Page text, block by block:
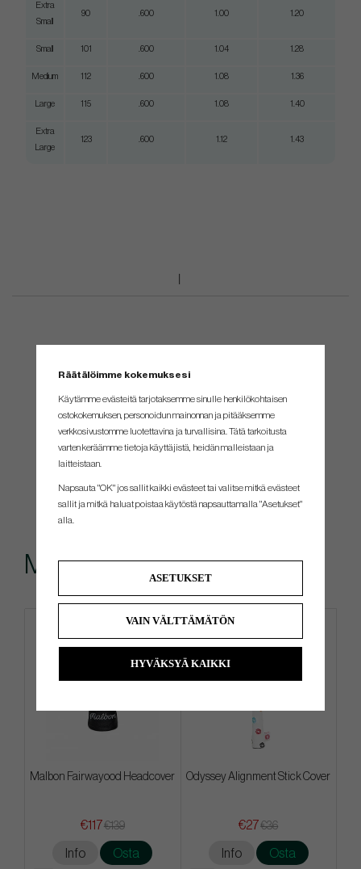
Extra
Small
90 .600 1.00 1.20
Small 101 .600 1.04 1.28
Medium 112 .600 1.08 1.36
Large 115 .600 1.08 1.40
Extra
Large
123 .600 1.12 1.43
Muut ostivat myös
Malbon Fairwayood Headcover
€117€139
Info Osta
Odyssey Alignment Stick Cover
€27€36
Info Osta
Räätälöimme kokemuksesi
Käytämme evästeitä tarjotaksemme sinulle henkilökohtaisen
ostokokemuksen, personoidun mainonnan ja pitääksemme
verkkosivustomme luotettavina ja turvallisina. Tätä tarkoitusta
varten keräämme tietoja käyttäjistä, heidän malleistaan ​​ja
laitteistaan.
Napsauta "OK" jos sallit kaikki evästeet tai valitse mitkä evästeet
sallit ja mitkä haluat poistaa käytöstä napsauttamalla "Asetukset"
alla.
ASETUKSET
VAIN VÄLTTÄMÄTÖN
HYVÄKSYÄ KAIKKI